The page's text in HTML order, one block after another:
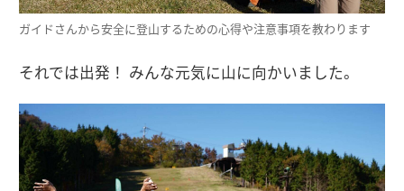
ガイドさんから安全に登山するための心得や注意事項を教わります
それでは出発！ みんな元気に山に向かいました。